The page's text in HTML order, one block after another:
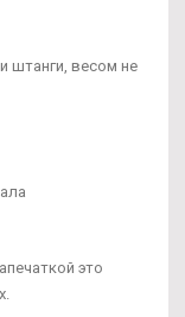
штанги, весом не
это